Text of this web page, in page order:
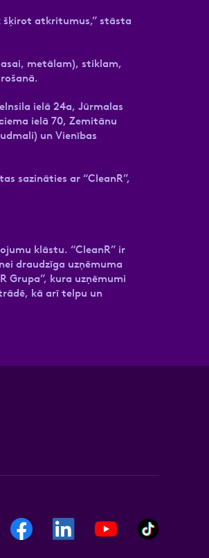
šķirot atkritumus,” stāsta
metālam), stiklam,
ielā 24a, Jūrmalas
ielā 70, Zemitānu
un Vienības
sazināties ar “CleanR”,
klāstu. “CleanR” ir
draudzīga uzņēmuma
Grupa”, kura uzņēmumi
kā arī telpu un